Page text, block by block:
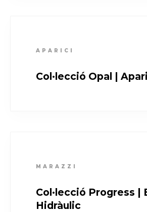
APARICI
Col·lecció Opal |
MARAZZI
Col·lecció Progress |
Hidràulic